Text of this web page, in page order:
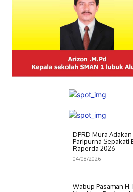
DPRD Mura
Paripurna Sepakati
Raperda 2026
04/08/2026
Wabup Pasaman H.